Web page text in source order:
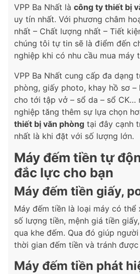
VPP Ba Nhất là công ty thiết bị
uy tín nhất. Với phương châm
nhất – Chất lượng nhất – Tiết
chúng tôi tự tin sẽ là điểm đến
nghiệp khi có nhu cầu mua máy
VPP Ba Nhất cung cấp đa dạng
phòng, giấy photo, khay hồ sơ –
cho tới tập vở – sổ da – sổ CK…
nghiệp tăng thêm sự lựa chọn
thiết bị văn phòng tại đây cạnh
nhất là khi đặt với số lượng lớn.
Máy đếm tiền tự
đắc lực cho bạn
Máy đếm tiền giấy,
Máy đếm tiền là loại máy có thể
số lượng tiền, mệnh giá tiền
qua khe đếm. Qua đó giúp
thời gian đếm tiền và tránh
Máy đếm tiền phát